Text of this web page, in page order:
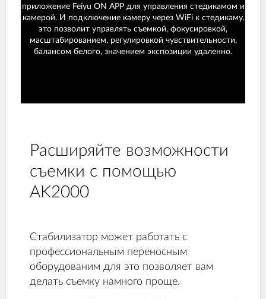
приложение Feiyu ON APP для управления стедикамом и
камерой. И подключение камеру через WiFi к стедикаму,
это позволит управлять съемкой, фокусировкой,
масштабированием, регулировкой чувствительности,
балансом белого, значением экспозиции удаленно.
Расширяйте возможности
съемки с помощью
AK2000
Стабилизатор может работать с
профессиональным переносным
оборудованим для это позволяет вам
делать съемку намного проще.